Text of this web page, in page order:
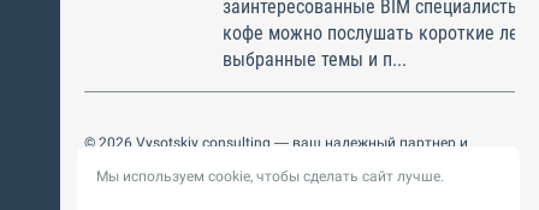
заинтересованные BIM специалисты.
кофе можно послушать короткие
выбранные темы и п...
© 2026 Vysotskiy consulting — ваш надежный партнер и
Цифровизация, BIM, ИИ. Внедряем и оптимизируем
Мы используем cookie, чтобы сделать сайт лучше.